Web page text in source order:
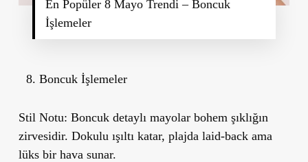
En Popüler 8 Mayo Trendi – Boncuk
İşlemeler
Boncuk İşlemeler
Stil Notu: Boncuk detaylı mayolar bohem şıklığın
zirvesidir. Dokulu ışıltı katar, plajda laid-back ama
lüks bir hava sunar.